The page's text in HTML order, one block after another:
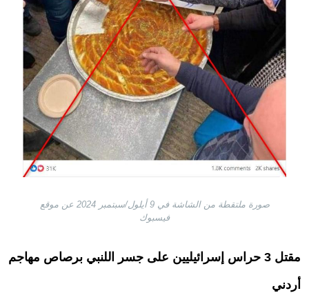
صورة ملتقطة من الشاشة في 9 أيلول/سبتمبر 2024 عن موقع
فيسبوك
مقتل 3 حراس إسرائيليين على جسر اللنبي برصاص مهاجم
أردني